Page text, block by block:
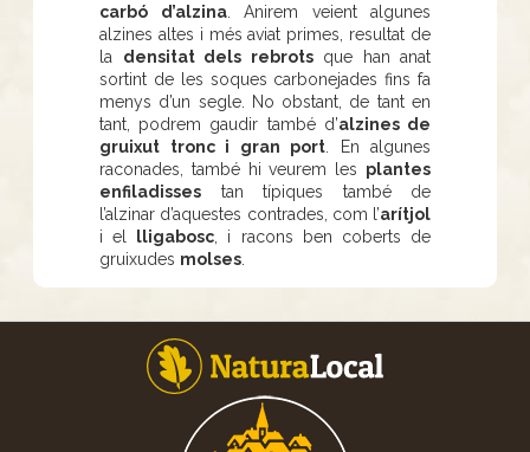
carbó d’alzina. Anirem veient algunes
alzines altes i més aviat primes, resultat de
la densitat dels rebrotsque han anat
sortint de les soques carbonejades fins fa
menys d’un segle. No obstant, de tant en
tant, podrem gaudir també d’alzines de
gruixut tronc i gran port . En algunes
raconades, també hi veurem les plantes
enfiladisses tan típiques també de
l’alzinar d’aquestes contrades, com l’arítjol
i el
lligabosc , i racons ben coberts de
gruixudes molses